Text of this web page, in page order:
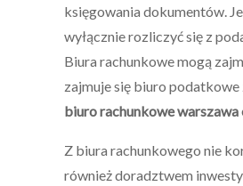
księgowania dokumentów.
wyłącznie rozliczyć się z
Biura rachunkowe mogą
zajmuje się biuro
biuro rachunkowe warszawa
Z biura rachunkowego nie
również doradztwem